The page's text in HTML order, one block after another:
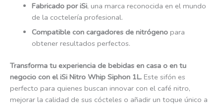
Fabricado por iSi, una marca reconocida en el mundo
de la coctelería profesional.
Compatible con cargadores de nitrógenopara
obtener resultados perfectos.
Transforma tu experiencia de bebidas en casa o en tu
negocio con el iSi Nitro Whip Siphon 1L. Este sifón es
perfecto para quienes buscan innovar con el café nitro,
mejorar la calidad de sus cócteles o añadir un toque único a